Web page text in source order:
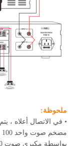
ملحوظة:
بواسطة مكبري صوت 100 فولت منفصلين.